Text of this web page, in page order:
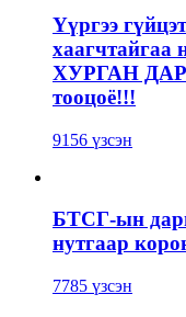
Үүргээ
хаагчтайгаа
ХУРГАН
тооцоё!!!
9156 үзсэн
БТСГ-ын
нутгаар
7785 үзсэн